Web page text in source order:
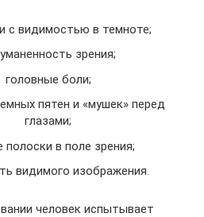
с видимостью в темноте;
зрения;
головные боли;
пятен и «мушек» перед
глазами;
полоски в поле зрения;
видимого изображения.
человек испытывает